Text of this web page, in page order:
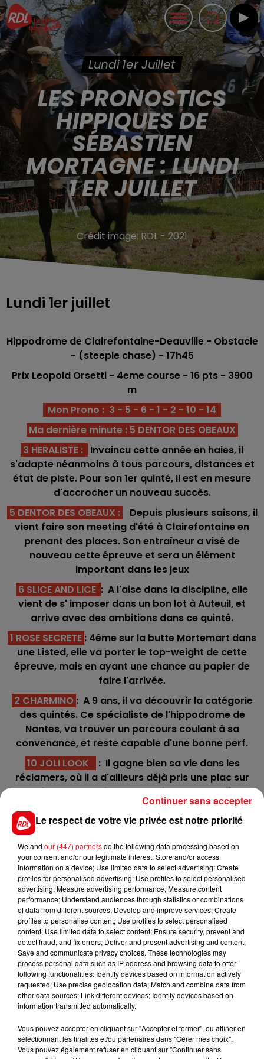
Lundi 1er Juillet
LES PRONOSTICS
HIPPIQUES DE
SÉBASTIEN
MORTAGNE : LUNDI
1 ER JUILLET
Crédit image:RDL - 2021
Lundi 1er juillet
Hippodrome de Clairefontaine-Deauville - Obstacle
- (steeple chase) - 17h45
Prix Leopold Orsetti - 4eme course - 16 pts - 3900
m
Mon Prono : 3 - 5 - 6 - 1 - 2 - 10 - 14
Ma dernière minute : 5 DENTOR DES OBEAUX
3 HERALISTE : Invaincu cette année en haies, il
s'adapte néanmoins à tous parcours, distances et
état de piste. Pour son 1er quinté, il est en mesure
d'accrocher un nouveau succès.
5 DENTOR DES OBEAUX :
Depuis plusieurs saisons, il
vient faire son meeting d'été à Clairefontaine en
prenant des places. Son entraîneur a visé de
nouveau cette épreuve et sera un élément
important dans les jeux
6 SLICE AND LICE : A l'aise dans la discipline, elle
vient de s' imposer dans un bon lot à Auteuil, et
arrive avec des ambitions dans ce quinté.
1 ROSE SECRETE : 4éme sur la butte Mortemart dans
une Listed, elle va porter le top-weight de cette
épreuve, mais en ayant une chance au papier de
faire l'arrivée.
2 CHARMINO : A 9 ans, il va découvrir la catégorie
des quintés. Ce spécialiste de l'hippodrome de
Nantes, va trouver un parcours coulant à sa
convenance, et reste capable d'une bonne perf.
10 JOLI LOOK
: Il gagne bien sa vie dans les
réclamers, où il a d'ailleurs déjà pris une plac sur
cette piste. Pas sorti des 5 depuis 1 an, sur sa forme
il peut afficher une belle cote.
14 JOYVOL: 3 victoires et 2 places sur ses 6
ce lot non sans une chance de finir 5éme.
********
En direct des pistes :
FILS D'ACTUS
Le respect de votre vie privée est notre priorité
We and our (447) partnersdo the following data processing based on
your consent and/or our legitimate interest: Store and/or access
information on a device; Use limited data to select advertising; Create
profiles for personalised advertising; Use profiles to select personalised
advertising; Measure advertising performance; Measure content
performance; Understand audiences through statistics or combinations
of data from different sources; Develop and improve services; Create
profiles to personalise content; Use profiles to select personalised
content; Use limited data to select content; Ensure security, prevent and
detect fraud, and fix errors; Deliver and present advertising and content;
Save and communicate privacy choices. These technologies may
process personal data such as IP address and browsing data to offer
following functionalities: Identify devices based on information actively
requested; Use precise geolocation data; Match and combine data from
other data sources; Link different devices; Identify devices based on
information transmitted automatically.
Vous pouvez accepter en cliquant sur "Accepter et fermer", ou affiner en
sélectionnant les finalités et/ou partenaires dans "Gérer mes choix".
Vous pouvez également refuser en cliquant sur "Continuer sans
Continuer sans accepter